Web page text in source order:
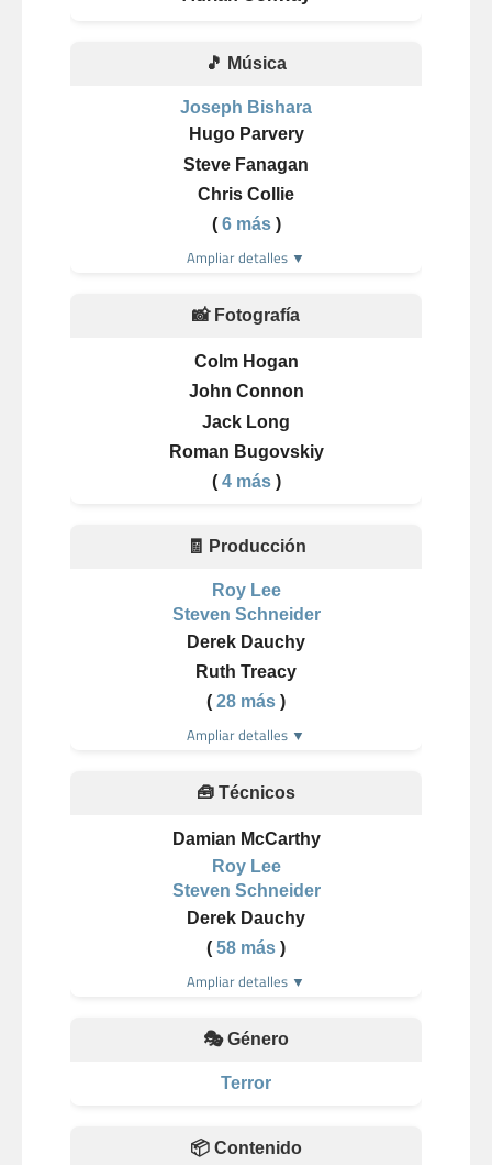
🎵 Música
Joseph Bishara
Hugo Parvery
Steve Fanagan
Chris Collie
( 6 más)
Ampliar detalles ▼
📸 Fotografía
Colm Hogan
John Connon
Jack Long
Roman Bugovskiy
( 4 más)
🧾 Producción
Roy Lee
Steven Schneider
Derek Dauchy
Ruth Treacy
( 28 más )
Ampliar detalles ▼
🧰 Técnicos
Damian McCarthy
Roy Lee
Steven Schneider
Derek Dauchy
( 58 más )
Ampliar detalles ▼
🎭 Género
Terror
📦 Contenido